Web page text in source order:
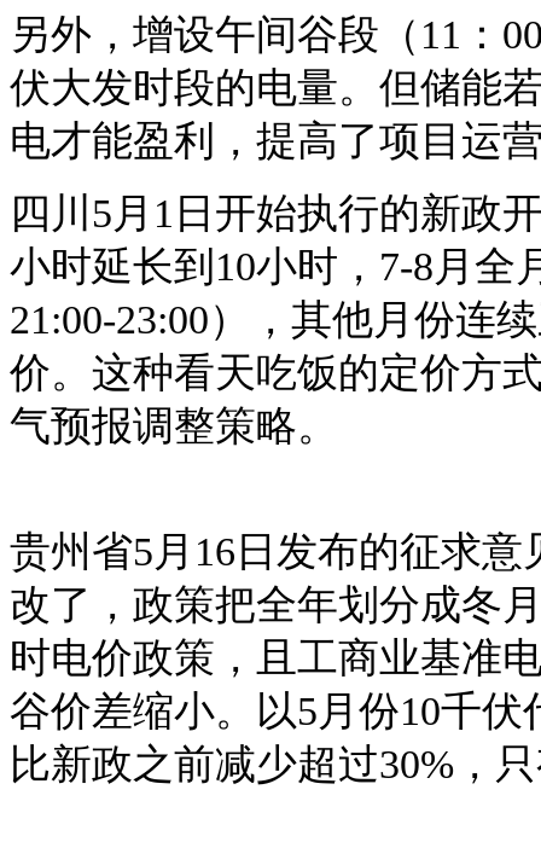
另外，增设午间谷段（ 11：
伏大发时段的电量。但储能
电才能盈利，提高了项目运
四川 5月1日开始执行的新政
小时延长到10小时，7-8月全
21:00-23:00），其他月份连
价。这种看天吃饭的定价方
气预报调整策略。
贵州省5月16日发布的征求
改了，政策把全年划分成冬
时电价政策，且工商业基准
谷价差缩小。以5月份10千
比新政之前减少超过30%，